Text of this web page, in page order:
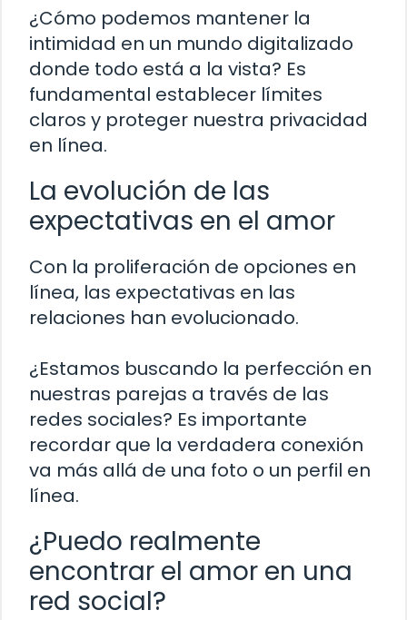
¿Cómo podemos mantener la
intimidad en un mundo digitalizado
donde todo está a la vista? Es
fundamental establecer límites
claros y proteger nuestra privacidad
en línea.
La evolución de las
expectativas en el amor
Con la proliferación de opciones en
línea, las expectativas en las
relaciones han evolucionado.
¿Estamos buscando la perfección en
nuestras parejas a través de las
redes sociales? Es importante
recordar que la verdadera conexión
va más allá de una foto o un perfil en
línea.
¿Puedo realmente
encontrar el amor en una
red social?